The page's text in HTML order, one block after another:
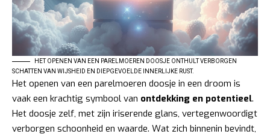
HET OPENEN VAN EEN PARELMOEREN DOOSJE ONTHULT VERBORGEN
SCHATTEN VAN WIJSHEID EN DIEPGEVOELDE INNERLIJKE RUST.
Het openen van een parelmoeren doosje in een droom is
vaak een krachtig symbool van ontdekking en potentieel.
Het doosje zelf, met zijn iriserende glans, vertegenwoordigt
verborgen schoonheid en waarde. Wat zich binnenin bevindt,